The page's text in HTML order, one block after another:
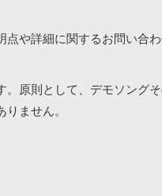
や詳細に関するお問い合
原則として、デモソング
ません。